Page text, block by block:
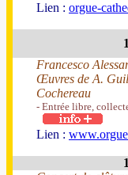
Lien : orgue-
Francesco
Œuvres de A.
Cochereau
- Entrée libre,
Lien :